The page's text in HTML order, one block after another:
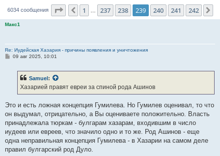
6034 сообщения Страница 239из 242
Пред.
1 237 238 239 240 241 242
Макс1
Re: Иудейская Хазария - причины появления и уничтожения
С
е
09 авг 2025, 10:01
Samuel :
Хазарией правят евреи за спиной рода Ашинов
Это и есть ложная концепция Гумилева. Но Гумилев оценивал, то что
он выдумал, отрицательно, а Вы оцениваете положительно. Власть
принадлежала тюркам - булгарам хазарам, входившим в число
иудеев или евреев, что значило одно и то же. Род Ашинов - еще
одна неправильная концепция Гумилева - в Хазарии на самом деле
правил булгарский род Дуло.